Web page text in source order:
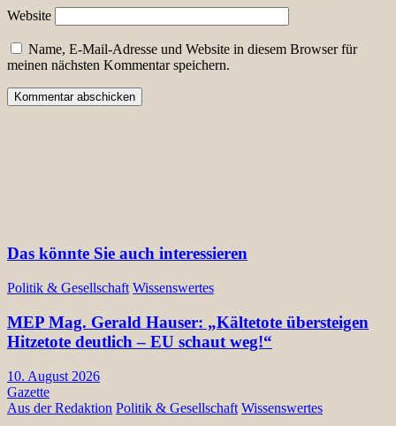
Website
Name, E-Mail-Adresse und Website in diesem Browser für
meinen nächsten Kommentar speichern.
Das könnte Sie auch interessieren
Politik & Gesellschaft Wissenswertes
MEP Mag. Gerald Hauser: „Kältetote übersteigen
Hitzetote deutlich – EU schaut weg!“
10. August 2026
Gazette
Aus der Redaktion Politik & Gesellschaft Wissenswertes